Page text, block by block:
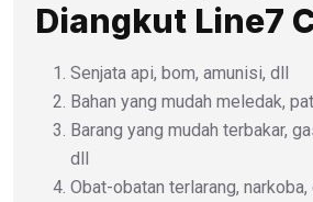
Diangkut Line7
Senjata api, bom, amunisi, dll
Bahan yang mudah meledak,
Barang yang mudah terbakar,
dll
Obat-obatan terlarang, narkoba,